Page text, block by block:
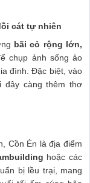
cát tự nhiên
bãi cỏ rộng lớn,
chụp ảnh sống ảo
đình. Đặc biệt, vào
đây càng thêm thơ
Cồn Én là địa điểm
hoặc các
bị lều trại, mang